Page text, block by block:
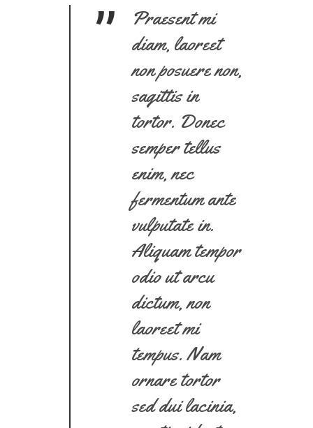
”
Praesent mi
diam, laoreet
non posuere non,
sagittis in
tortor. Donec
semper tellus
enim, nec
fermentum ante
vulputate in.
Aliquam tempor
odio ut arcu
dictum, non
laoreet mi
tempus. Nam
ornare tortor
sed dui lacinia,